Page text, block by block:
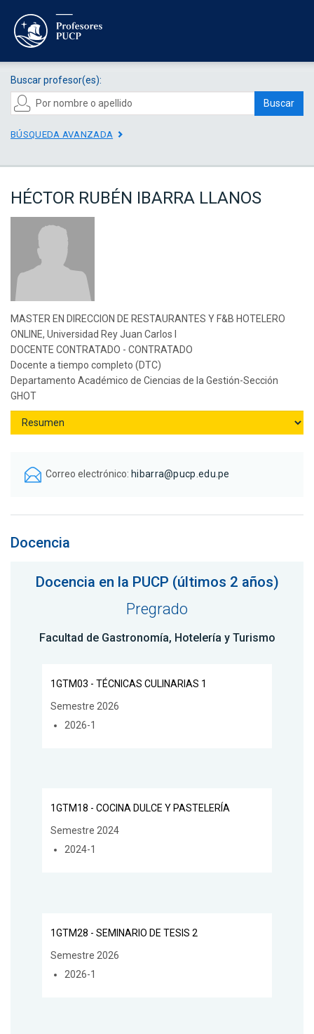
Buscar profesor(es):
Buscar
BÚSQUEDA AVANZADA
HÉCTOR RUBÉN IBARRA LLANOS
MASTER EN DIRECCION DE RESTAURANTES Y F&B HOTELERO
ONLINE, Universidad Rey Juan Carlos I
DOCENTE CONTRATADO - CONTRATADO
Docente a tiempo completo (DTC)
Departamento Académico de Ciencias de la Gestión-Sección
GHOT
Correo electrónico: hibarra@pucp.edu.pe
Docencia
Docencia en la PUCP (últimos 2 años)
Pregrado
Facultad de Gastronomía, Hotelería y Turismo
1GTM03 - TÉCNICAS CULINARIAS 1
Semestre 2026
2026-1
1GTM18 - COCINA DULCE Y PASTELERÍA
Semestre 2024
2024-1
1GTM28 - SEMINARIO DE TESIS 2
Semestre 2026
2026-1